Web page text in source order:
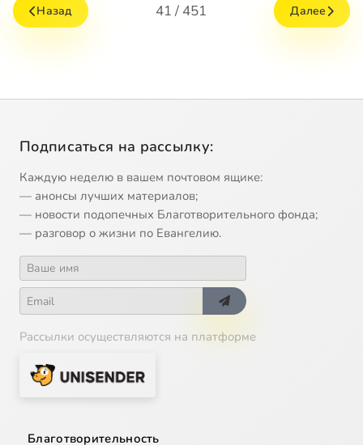
Назад 41 / 451 Далее
Подписаться на рассылку:
Каждую неделю в вашем почтовом ящике:
— анонсы лучших материалов;
— новости подопечных Благотворительного фонда;
— разговор о жизни по Евангелию.
Рассылки осуществляются на платформе
Благотворительность